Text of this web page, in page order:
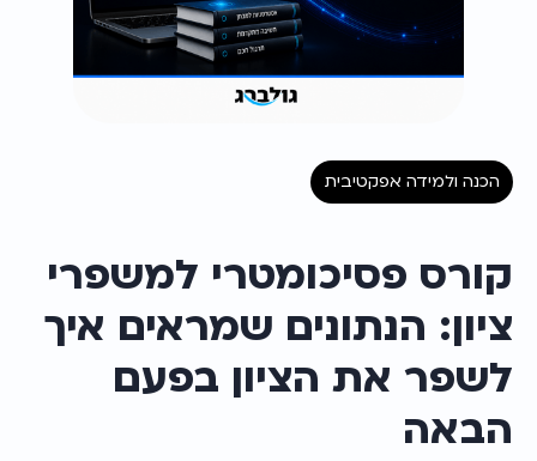
הכנה ולמידה אפקטיבית
קורס פסיכומטרי למשפרי
ציון: הנתונים שמראים איך
לשפר את הציון בפעם
הבאה